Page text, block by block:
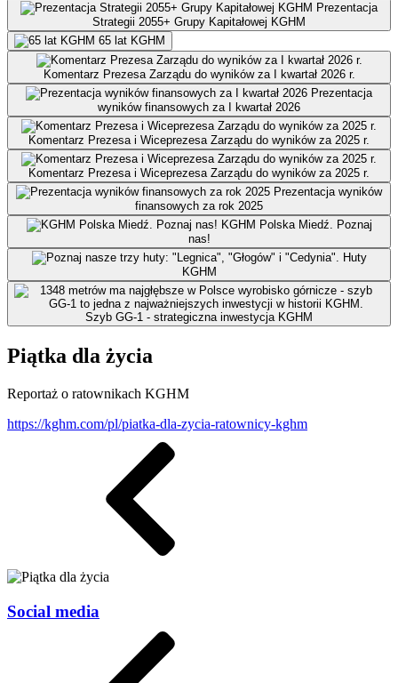
Prezentacja
Strategii 2055+ Grupy Kapitałowej KGHM
65 lat KGHM
Komentarz Prezesa Zarządu do wyników za I kwartał 2026 r.
Prezentacja
wyników finansowych za I kwartał 2026
Komentarz Prezesa i Wiceprezesa Zarządu do wyników za 2025 r.
Komentarz Prezesa i Wiceprezesa Zarządu do wyników za 2025 r.
Prezentacja wyników
finansowych za rok 2025
KGHM Polska Miedź. Poznaj
nas!
Huty
KGHM
Szyb GG-1 - strategiczna inwestycja KGHM
Piątka dla życia
Reportaż o ratownikach KGHM
https://kghm.com/pl/piatka-dla-zycia-ratownicy-kghm
Social media